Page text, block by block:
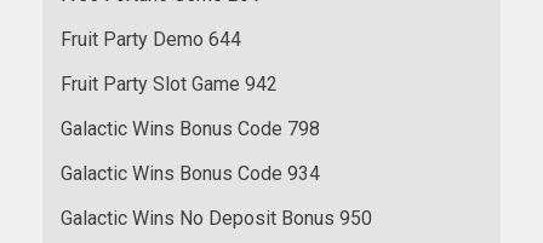
Fruit Party Demo 644
Fruit Party Slot Game 942
Galactic Wins Bonus Code 798
Galactic Wins Bonus Code 934
Galactic Wins No Deposit Bonus 950